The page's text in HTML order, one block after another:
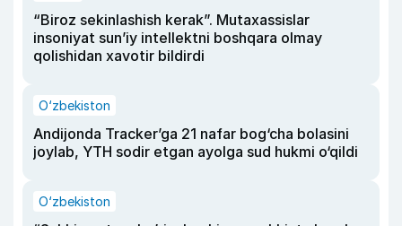
“Biroz sekinlashish kerak”. Mutaxassislar
insoniyat sun’iy intellektni boshqara olmay
qolishidan xavotir bildirdi
O‘zbekiston
Andijonda Tracker’ga 21 nafar bog‘cha bolasini
joylab, YTH sodir etgan ayolga sud hukmi o‘qildi
O‘zbekiston